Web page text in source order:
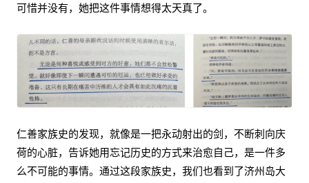
可惜并没有，她把这件事情想得太天真了。
仁善家族史的发现，就像是一把永动射出的剑，不断刺向庆
荷的心脏，告诉她用忘记历史的方式来治愈自己，是一件多
么不可能的事情。通过这段家族史，我们也看到了济州岛大